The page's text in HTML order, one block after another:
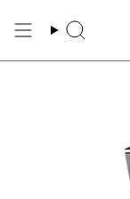
contenutoRicerca